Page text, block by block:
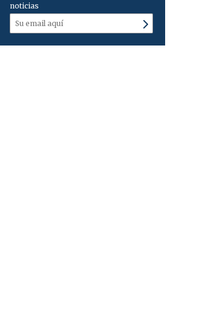
Los hizo calentar mal y se fueron del recinto.
noticias